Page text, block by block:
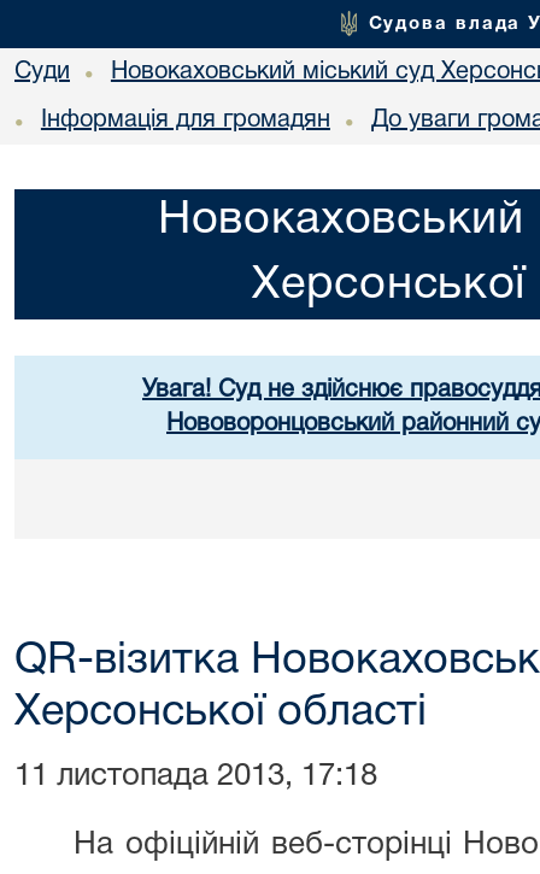
Судова влада
Суди • Новокаховський міський суд
• Інформація для громадян • До уваги
Новокаховський
Херсонської
Увага! Суд не здійснює
Нововоронцовський районний
QR-візитка
Херсонської області
11 листопада 2013, 17:18
На офіційній веб-сторінці